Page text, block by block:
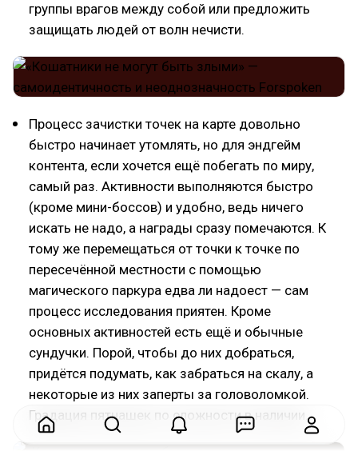
группы врагов между собой или предложить
защищать людей от волн нечисти.
Процесс зачистки точек на карте довольно
быстро начинает утомлять, но для эндгейм
контента, если хочется ещё побегать по миру,
самый раз. Активности выполняются быстро
(кроме мини-боссов) и удобно, ведь ничего
искать не надо, а награды сразу помечаются. К
тому же перемещаться от точки к точке по
пересечённой местности с помощью
магического паркура едва ли надоест — сам
процесс исследования приятен. Кроме
основных активностей есть ещё и обычные
сундучки. Порой, чтобы до них добраться,
придётся подумать, как забраться на скалу, а
некоторые из них заперты за головоломкой.
Градация пятнашек по сложности в наличии.